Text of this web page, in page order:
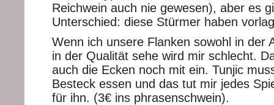
Reichwein auch nie gewesen), aber es
Unterschied: diese Stürmer haben
Wenn ich unsere Flanken sowohl in der
in der Qualität sehe wird mir schlecht.
auch die Ecken noch mit ein. Tunjic
Besteck essen und das tut mir jedes
für ihn. (3€ ins phrasenschwein).